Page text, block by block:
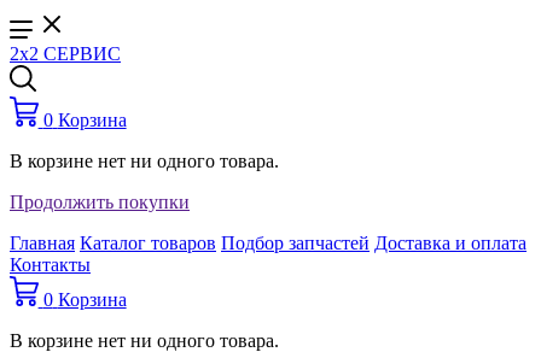
2x2 СЕРВИС
0 Корзина
В корзине нет ни одного товара.
Продолжить покупки
Главная Каталог товаров Подбор запчастей Доставка и оплата
Контакты
0 Корзина
В корзине нет ни одного товара.